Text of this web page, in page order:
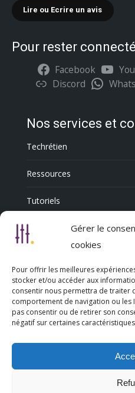
Gérer le
cookies
Pour offrir les meilleures
stocker et/ou accéder aux
consentir nous permettra de traiter
comportement de navigation ou les
pas consentir ou de retirer son
négatif sur certaines
Lire ou Ecrire un avis
Pour rester
Facebook
Discord
Nos services et
Techrétien
Ressources
Tutoriels
Annuaire Professionnel
Nous découvrir
Qui sommes-nous
L’association Trésorsmédia
Politique de cookies (UE)